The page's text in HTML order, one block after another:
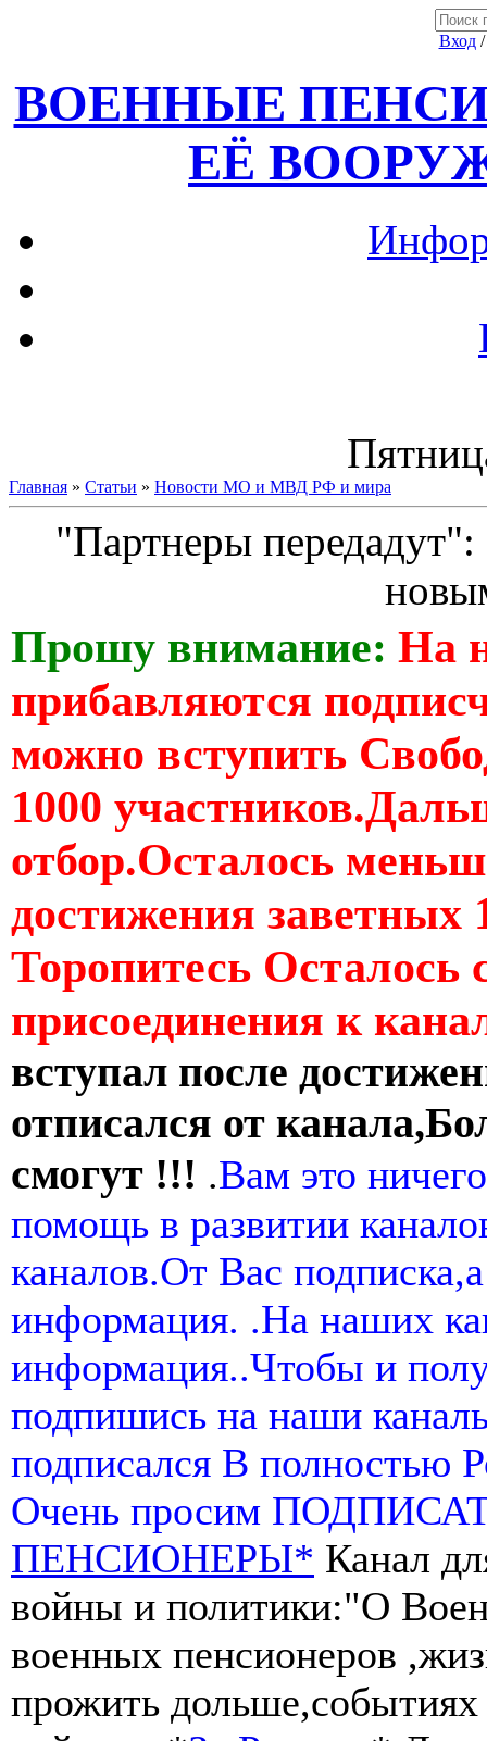
Вход
ВОЕННЫЕ
ЕЁ
Главная » Статьи » Новости МО и МВД РФ и мира
"Партнеры
Прошу внимание: На
прибавляются
можно вступить
1000
отбор.Осталось
достижения заветных
Торопитесь Осталось
присоединения к
вступал после
отписался от
смогут !!! .Вам это
помощь в развитии
каналов.От Вас
информация. .На наших
информация..Чтобы и
подпишись на наши
подписался В полностью
Очень просим
ПЕНСИОНЕРЫ* Канал
войны и политики:"О
военных пенсионеров
прожить